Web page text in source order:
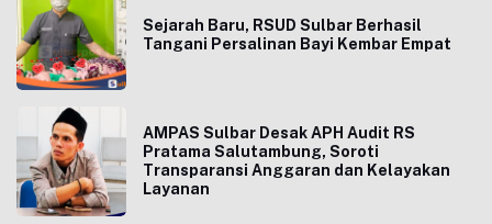
Sejarah Baru, RSUD Sulbar Berhasil
Tangani Persalinan Bayi Kembar Empat
AMPAS Sulbar Desak APH Audit RS
Pratama Salutambung, Soroti
Transparansi Anggaran dan Kelayakan
Layanan